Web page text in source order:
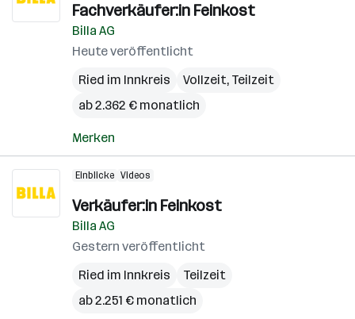
Fachverkäufer:in Feinkost
Billa AG
Heute veröffentlicht
Ried im Innkreis
Vollzeit, Teilzeit
ab 2.362 € monatlich
Merken
Einblicke Videos
Verkäufer:in Feinkost
Billa AG
Gestern veröffentlicht
Ried im Innkreis
Teilzeit
ab 2.251 € monatlich